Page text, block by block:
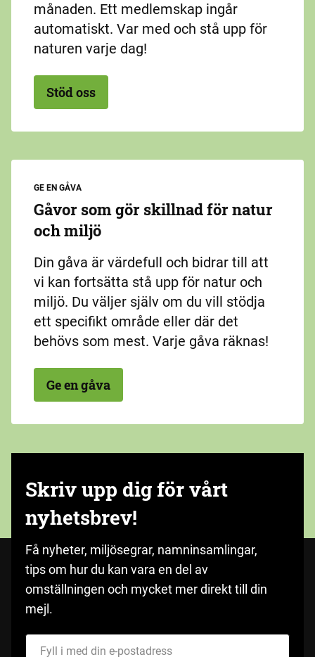
månaden. Ett medlemskap ingår
automatiskt. Var med och stå upp för
naturen varje dag!
Stöd oss
GE EN GÅVA
Gåvor som gör skillnad för natur
och miljö
Din gåva är värdefull och bidrar till att
vi kan fortsätta stå upp för natur och
miljö. Du väljer själv om du vill stödja
ett specifikt område eller där det
behövs som mest. Varje gåva räknas!
Ge en gåva
Skriv upp dig för vårt
nyhetsbrev!
Få nyheter, miljösegrar, namninsamlingar,
tips om hur du kan vara en del av
omställningen och mycket mer direkt till din
mejl.